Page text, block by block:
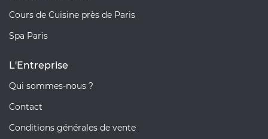
Cours de Cuisine près de Paris
Spa Paris
L'Entreprise
Qui sommes-nous ?
Contact
Conditions générales de vente